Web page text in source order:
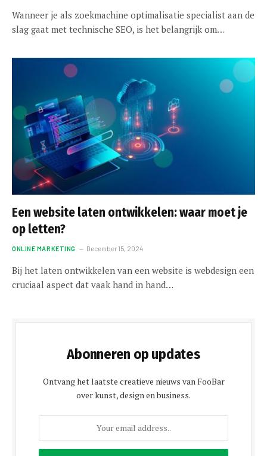
Wanneer je als zoekmachine optimalisatie specialist aan de
slag gaat met technische SEO, is het belangrijk om…
Een website laten ontwikkelen: waar moet je
op letten?
ONLINE MARKETING December 15, 2024
Bij het laten ontwikkelen van een website is webdesign een
cruciaal aspect dat vaak hand in hand…
Abonneren op updates
Ontvang het laatste creatieve nieuws van FooBar
over kunst, design en business.